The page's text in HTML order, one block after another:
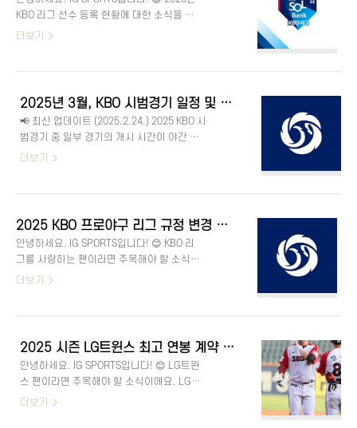
순위자세히 보기자세히 보기 📅 2025 KBO
퓨처스리그 개막 및 리그 구성항목내용개막
일2025년 3월 14일(금)개막전 구장강화, 이
팀), 남부리그(6팀)팀별 경기 수북부 118경
퓨처스리그는 오는 3월 14일(금)에 개막해
요! 개막전은 강화, 이천,..
KBO 리그 선수 등록 현황에 대한 소식을 전
해드리려고 해요. 이번에 KBO가 2025년 리
용을 하나씩 알려드릴게요. ⚾ 📋 2025 KBO
리그 소속 선수 등록 현황구분내용등록 날짜
2025년 2월 11일(화)총 선수 수597명전년
대비+9명 증가 (2024년 588명)구단 수10개
구단 2025년 KBO 리그 선수 등록이 지난 11
서, 2024년보다 9명이 증가했는데요. 😊 이
으니, 본격적인 리그 개막 준비가 시작된 느
낌이에요! ..
더보기
2025년 3월, KBO 시범경기 일정 및 주요 변경 사항 – 개막전, 전체 일정, 새로운 규정 총정리
📢 최신 업데이트 (2025.2.24.) 2025 KBO 시
범경기 중 일부 경기의 개시 시간이 야간 경
기 적응력 향상을 위해 13시에서 18시로 변
리그, 프로야구순위, 프로야구 일정
www.koreabaseball.com 안녕하세요. IG
SPORTS입니다! ⚾ 2025 KBO 시범경기 일정
이 발표되었어요. 야구 팬이라면 관심을 가
질 만한 중요한 정보인데요! 이번 시범경기
단당 10경기, 총 50경기가 진행될 예정이에
치클락 등 새로운 규정이 적용되면서 시즌 개
막을 앞두고 중요한..
더보기
2025 KBO 프로야구 리그 규정 변경 사항은? [아시아쿼터, 연장전 이닝 축소, 노게임, 강우콜드, 퓨처스리그 챔피언 결정전]
안녕하세요. IG SPORTS입니다! 😊 KBO 리
그를 사랑하는 팬이라면 주목해야 할 소식이
있습니다. 2025년 KBO 제1차 이사회에서 새
결정전 신설 등의 내용이 포함되어 있어요.
이번 개정안이 어떻게 적용될지, 중요한 변
경 사항들을 살펴볼까요? ⚾🔥 KBO 홈페
이지 🔹 아시아쿼터 제도 도입 (2026년 시
행)항목내용시행 목적KBO 리그 경쟁력 강화
더보기
2025 시즌 LG트윈스 최고 연봉 계약 선수는 누구? [프로 야구 투수 타자 포수]
안녕하세요. IG SPORTS입니다! 😊 LG트윈
스 팬이라면 주목해야 할 소식이에요. LG트
윈스가 2025시즌을 앞두고 선수단 연봉 계
더보기